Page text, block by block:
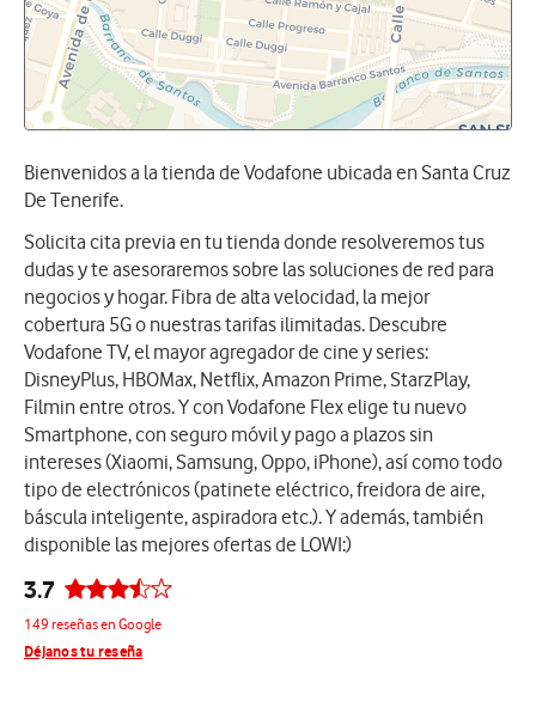
Bienvenidos a la tienda de Vodafone ubicada en Santa Cruz
De Tenerife.
Solicita cita previa en tu tienda donde resolveremos tus
dudas y te asesoraremos sobre las soluciones de red para
negocios y hogar. Fibra de alta velocidad, la mejor
cobertura 5G o nuestras tarifas ilimitadas. Descubre
Vodafone TV, el mayor agregador de cine y series:
DisneyPlus, HBOMax, Netflix, Amazon Prime, StarzPlay,
Filmin entre otros. Y con Vodafone Flex elige tu nuevo
Smartphone, con seguro móvil y pago a plazos sin
intereses (Xiaomi, Samsung, Oppo, iPhone), así como todo
tipo de electrónicos (patinete eléctrico, freidora de aire,
báscula inteligente, aspiradora etc.). Y además, también
disponible las mejores ofertas de LOWI:)
3.7
149 reseñas en Google
Déjanos tu reseña